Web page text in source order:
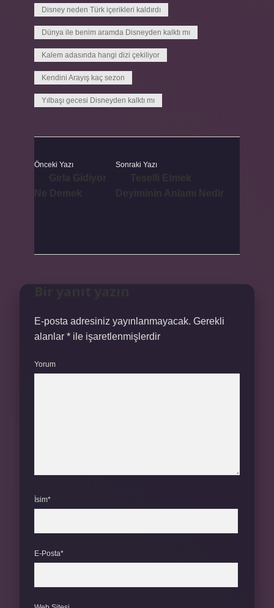
Disney neden Türk içerikleri kaldırdı
Dünya ile benim aramda Disneyden kalktı mı
Kalem adasında hangi dizi çekiliyor
Kendini Arayış kaç sezon
Yılbaşı gecesi Disneyden kalktı mı
Önceki Yazı Sonraki Yazı
E-posta adresiniz yayınlanmayacak. Gerekli
alanlar * ile işaretlenmişlerdir
Yorum
İsim*
E-Posta*